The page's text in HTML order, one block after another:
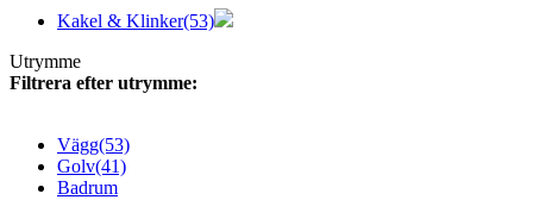
Kakel & Klinker(53)
Utrymme
Filtrera efter utrymme:
Vägg(53)
Golv(41)
Badrum